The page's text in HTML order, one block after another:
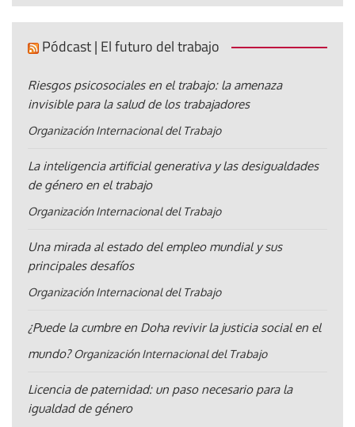
Pódcast | El futuro del trabajo
Riesgos psicosociales en el trabajo: la amenaza
invisible para la salud de los trabajadores
Organización Internacional del Trabajo
La inteligencia artificial generativa y las desigualdades
de género en el trabajo
Organización Internacional del Trabajo
Una mirada al estado del empleo mundial y sus
principales desafíos
Organización Internacional del Trabajo
¿Puede la cumbre en Doha revivir la justicia social en el
mundo? Organización Internacional del Trabajo
Licencia de paternidad: un paso necesario para la
igualdad de género